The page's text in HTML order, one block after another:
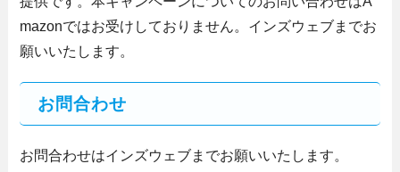
mazonではお受けしておりません。インズウェブまでお
願いいたします。
お問合わせ
お問合わせはインズウェブまでお願いいたします。